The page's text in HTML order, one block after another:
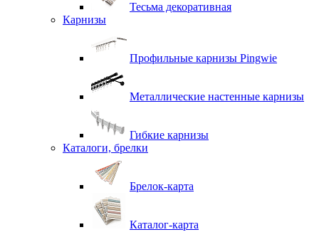
Тесьма декоративная
Карнизы
Профильные карнизы Pingwie
Металлические настенные карнизы
Гибкие карнизы
Каталоги, брелки
Брелок-карта
Каталог-карта